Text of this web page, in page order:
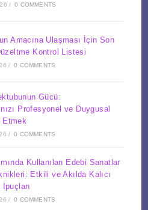
/ 0 COMMENTS
Amacına Ulaşması İçin Son
Kontrol Listesi
/ 0 COMMENTS
Gücü:
Profesyonel ve Duygusal
Etmek
/ 0 COMMENTS
Kullanılan Edebi Sanatlar
Etkili ve Akılda Kalıcı
/ 0 COMMENTS